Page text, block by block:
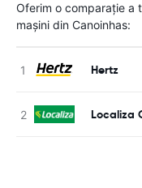
Oferim o comparație a
mașini din Canoinhas:
Hertz
Localiza